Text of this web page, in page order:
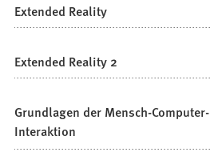
Extended Reality
Extended Reality 2
Grundlagen der Mensch-Computer-
Interaktion